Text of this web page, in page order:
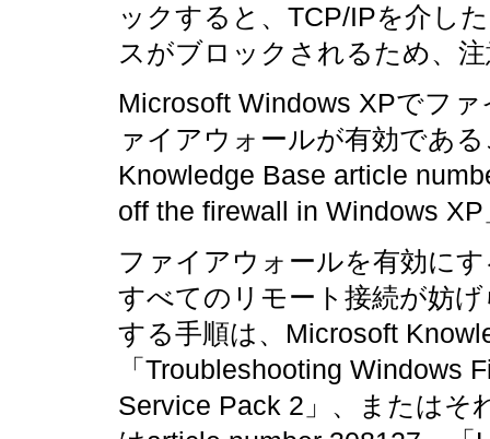
ックすると、TCP/IPを介し
スがブロックされるため、
Microsoft Windows XPでフ
ァイアウォールが有効であ
Knowledge Base article
off the firewall in Windows
ファイアウォールを有効に
すべてのリモート接続が妨
する手順は、Microsoft
「Troubleshooting Windows
Service Pack 2」、またはそ